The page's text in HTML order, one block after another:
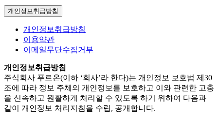
개인정보취급방침
개인정보취급방침
이용약관
이메일무단수집거부
개인정보취급방침
주식회사 푸르온(이하 ‘회사’라 한다)는 개인정보 보호법 제30
조에 따라 정보 주체의 개인정보를 보호하고 이와 관련한 고충
을 신속하고 원활하게 처리할 수 있도록 하기 위하여 다음과
같이 개인정보 처리지침을 수립, 공개합니다.